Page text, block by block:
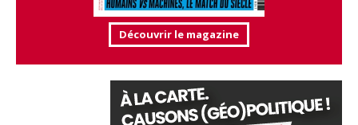
Découvrir le magazine